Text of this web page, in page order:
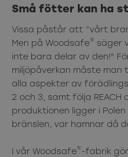
Små fötter kan ha
Vissa påstår att ”vårt
Men på Woodsafe® säger
inte bara delar av den!"
miljöpåverkan måste
alla aspekter av
2 och 3, samt följa REACH
produktionen ligger i
bränslen, var hamnar då
I vår Woodsafe®-fabrik